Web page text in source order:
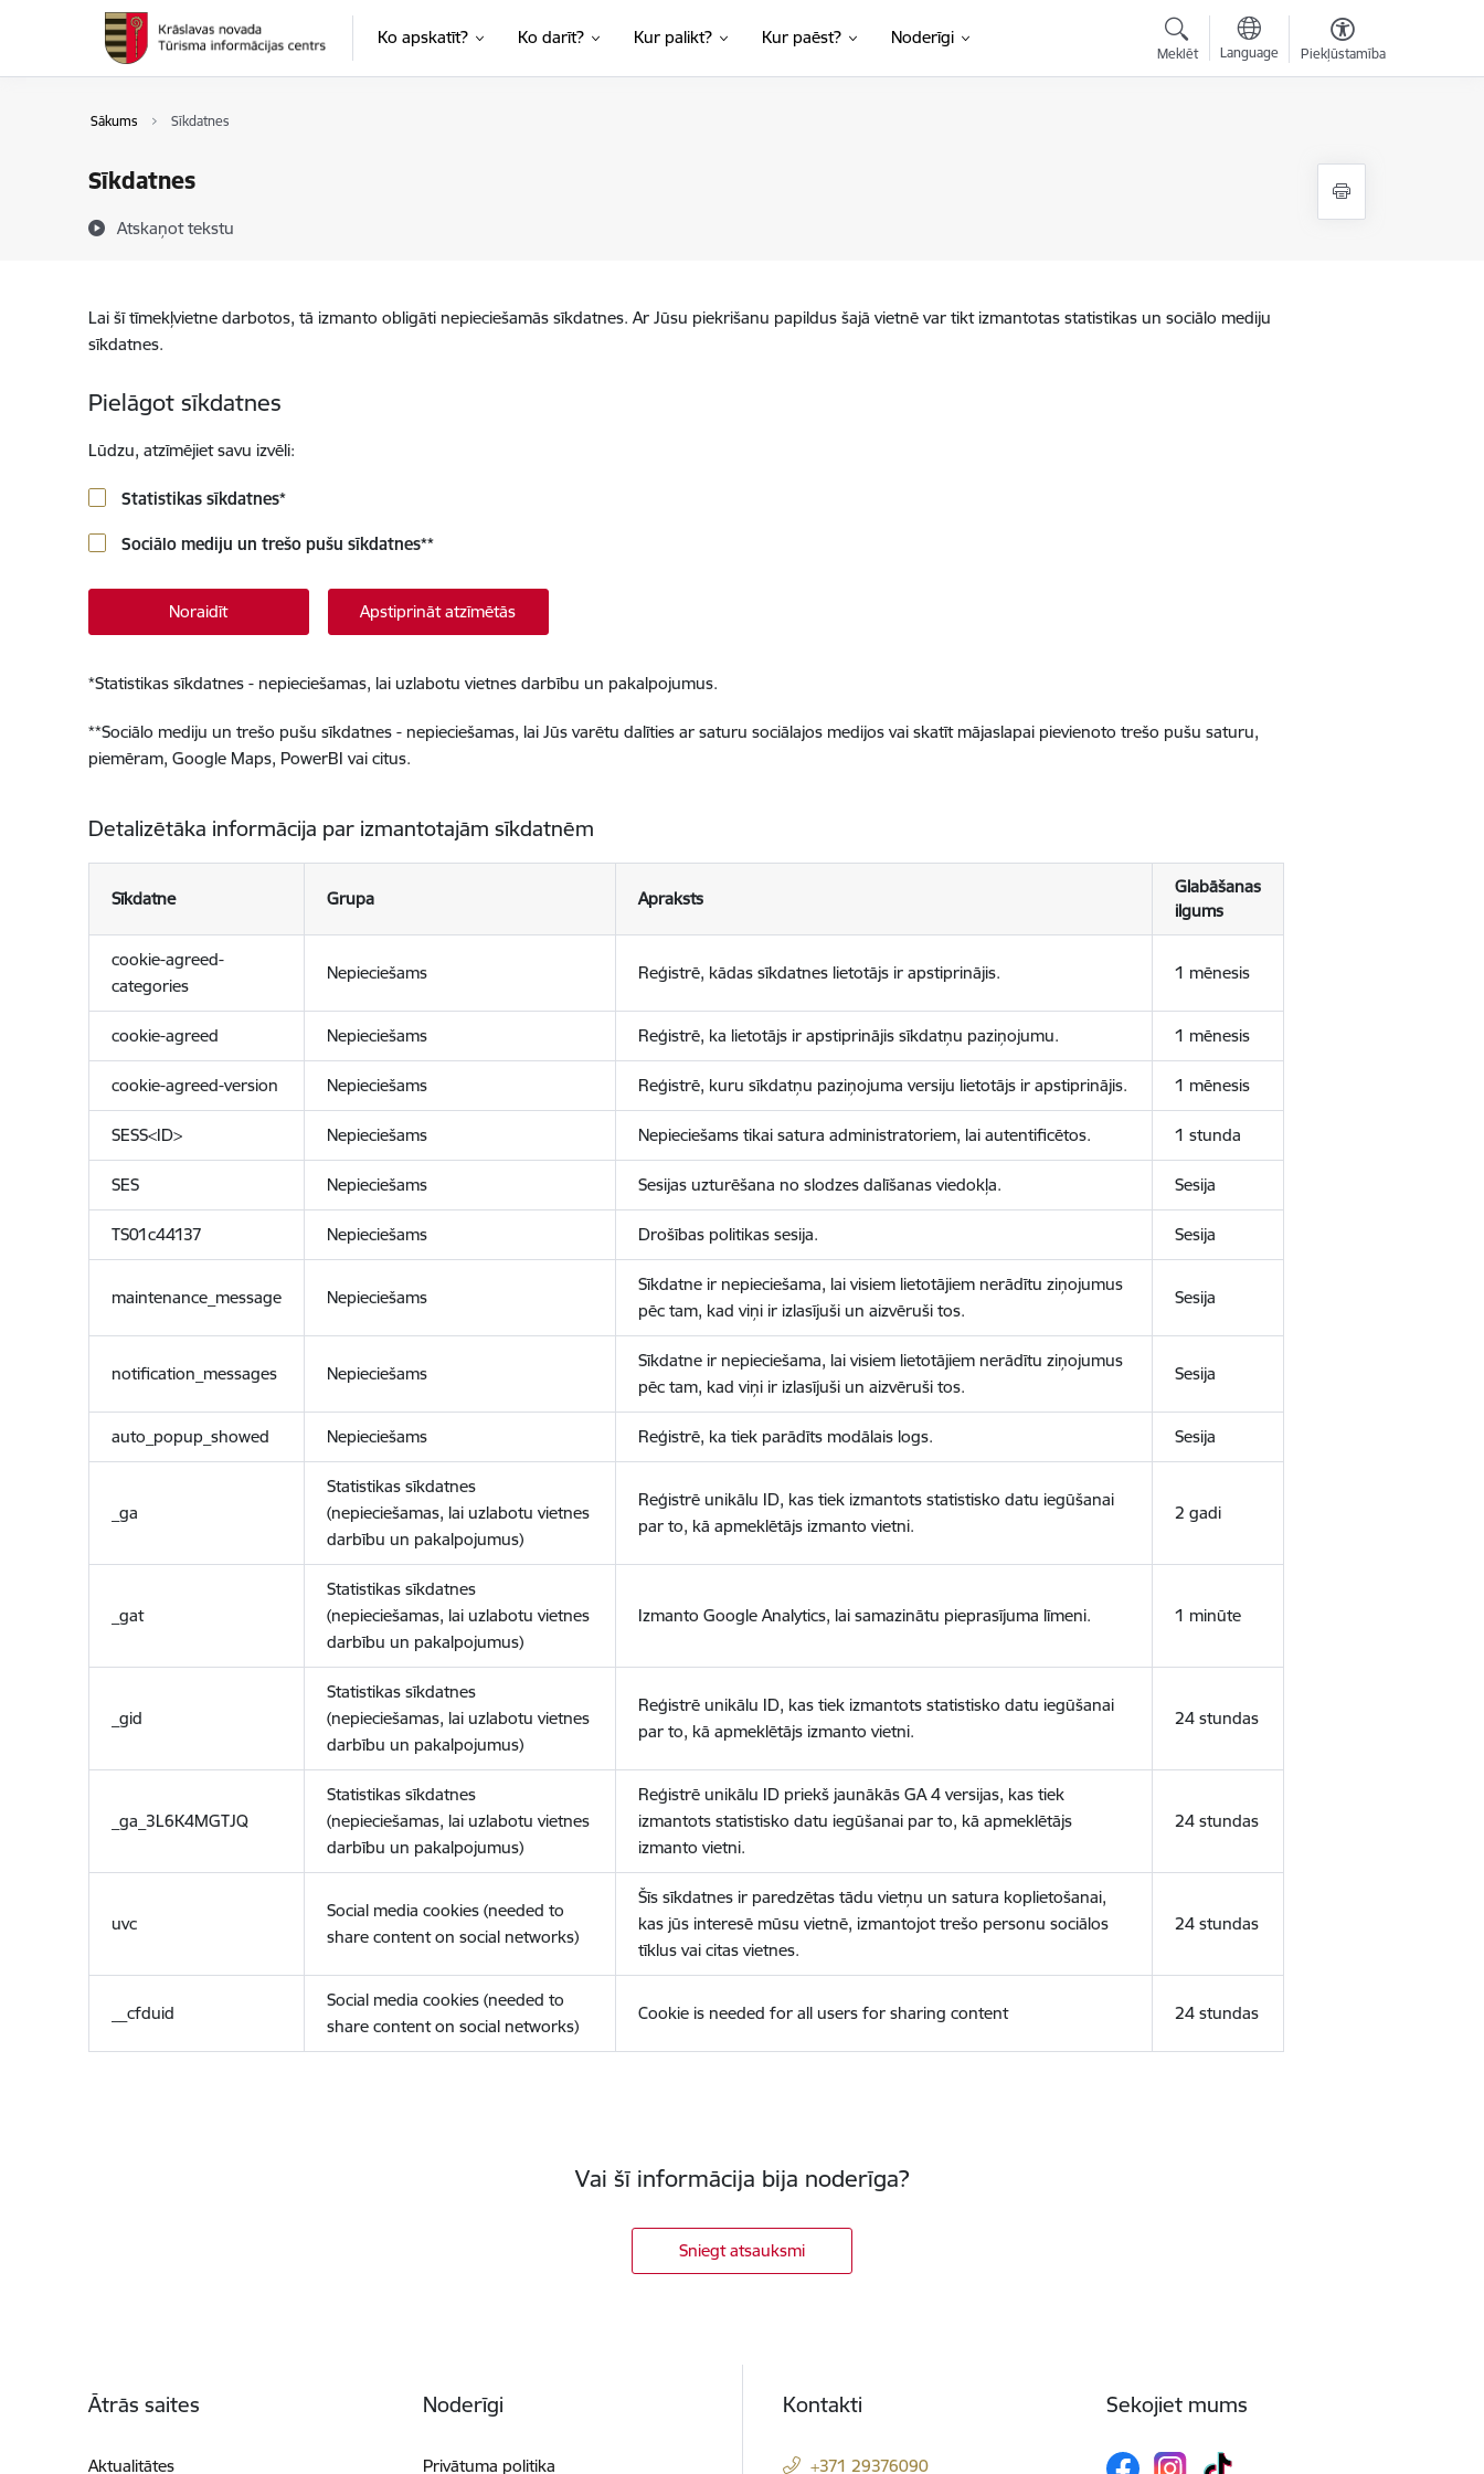
Pāriet uz lapas saturu
Ko apskatīt? Ko darīt? Kur palikt? Kur paēst? Noderīgi
Meklēt Language Piekļūstamība
Sākums Sīkdatnes
Sīkdatnes
Atskaņot tekstu
Lai šī tīmekļvietne darbotos, tā izmanto obligāti nepieciešamās sīkdatnes. Ar Jūsu piekrišanu papildus šajā vietnē var tikt izmantotas statistikas un sociālo mediju
sīkdatnes.
Pielāgot sīkdatnes
Lūdzu, atzīmējiet savu izvēli:
Statistikas sīkdatnes*
Sociālo mediju un trešo pušu sīkdatnes**
Noraidīt Apstiprināt atzīmētās
*Statistikas sīkdatnes - nepieciešamas, lai uzlabotu vietnes darbību un pakalpojumus.
**Sociālo mediju un trešo pušu sīkdatnes - nepieciešamas, lai Jūs varētu dalīties ar saturu sociālajos medijos vai skatīt mājaslapai pievienoto trešo pušu saturu,
piemēram, Google Maps, PowerBI vai citus.
Detalizētāka informācija par izmantotajām sīkdatnēm
Sīkdatne Grupa Apraksts
Glabāšanas
ilgums
cookie-agreed-
categories
Nepieciešams Reģistrē, kādas sīkdatnes lietotājs ir apstiprinājis. 1 mēnesis
cookie-agreed Nepieciešams Reģistrē, ka lietotājs ir apstiprinājis sīkdatņu paziņojumu. 1 mēnesis
cookie-agreed-version Nepieciešams Reģistrē, kuru sīkdatņu paziņojuma versiju lietotājs ir apstiprinājis. 1 mēnesis
SESS<ID> Nepieciešams Nepieciešams tikai satura administratoriem, lai autentificētos. 1 stunda
SES Nepieciešams Sesijas uzturēšana no slodzes dalīšanas viedokļa. Sesija
TS01c44137 Nepieciešams Drošības politikas sesija. Sesija
maintenance_message Nepieciešams
Sīkdatne ir nepieciešama, lai visiem lietotājiem nerādītu ziņojumus
pēc tam, kad viņi ir izlasījuši un aizvēruši tos.
Sesija
notification_messages Nepieciešams
Sīkdatne ir nepieciešama, lai visiem lietotājiem nerādītu ziņojumus
pēc tam, kad viņi ir izlasījuši un aizvēruši tos.
Sesija
auto_popup_showed Nepieciešams Reģistrē, ka tiek parādīts modālais logs. Sesija
_ga
Statistikas sīkdatnes
(nepieciešamas, lai uzlabotu vietnes
darbību un pakalpojumus)
Reģistrē unikālu ID, kas tiek izmantots statistisko datu iegūšanai
par to, kā apmeklētājs izmanto vietni.
2 gadi
_gat
Statistikas sīkdatnes
(nepieciešamas, lai uzlabotu vietnes
darbību un pakalpojumus)
Izmanto Google Analytics, lai samazinātu pieprasījuma līmeni. 1 minūte
_gid
Statistikas sīkdatnes
(nepieciešamas, lai uzlabotu vietnes
darbību un pakalpojumus)
Reģistrē unikālu ID, kas tiek izmantots statistisko datu iegūšanai
par to, kā apmeklētājs izmanto vietni.
24 stundas
_ga_3L6K4MGTJQ
Statistikas sīkdatnes
(nepieciešamas, lai uzlabotu vietnes
darbību un pakalpojumus)
Reģistrē unikālu ID priekš jaunākās GA 4 versijas, kas tiek
izmantots statistisko datu iegūšanai par to, kā apmeklētājs
izmanto vietni.
24 stundas
uvc
Social media cookies (needed to
share content on social networks)
Šīs sīkdatnes ir paredzētas tādu vietņu un satura koplietošanai,
kas jūs interesē mūsu vietnē, izmantojot trešo personu sociālos
tīklus vai citas vietnes.
24 stundas
__cfduid
Social media cookies (needed to
share content on social networks)
Cookie is needed for all users for sharing content 24 stundas
Vai šī informācija bija noderīga?
Sniegt atsauksmi
Ātrās saites
Aktualitātes
Noderīgi
Privātuma politika
Kontakti
+371 29376090
Sekojiet mums